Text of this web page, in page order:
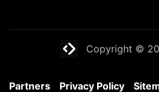
Website laten
Copyright ©
Partners Privacy Policy